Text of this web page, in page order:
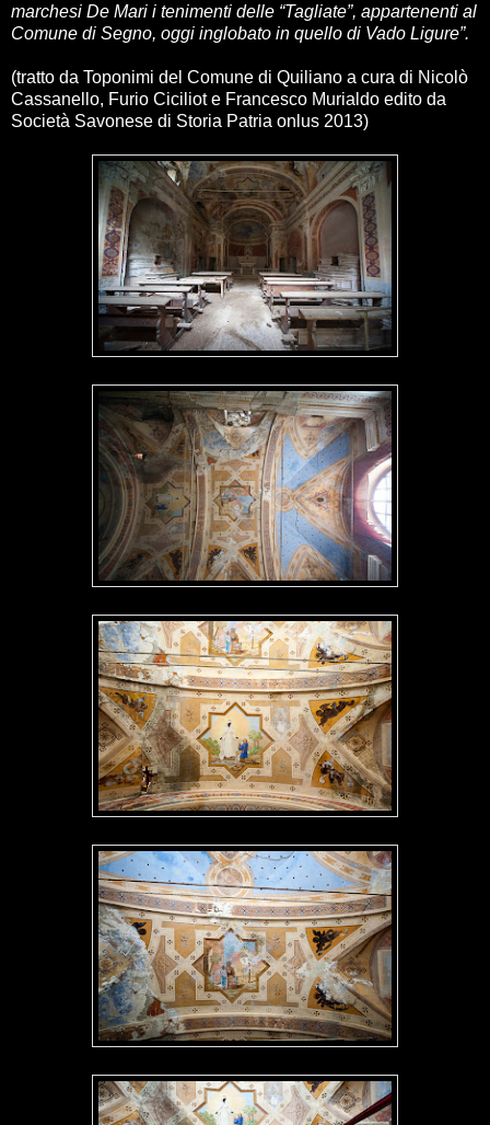
marchesi De Mari i tenimenti delle “Tagliate”, appartenenti al
Comune di Segno, oggi inglobato in quello di Vado Ligure”.
(tratto da Toponimi del Comune di Quiliano a cura di Nicolò
Cassanello, Furio Ciciliot e Francesco Murialdo edito da
Società Savonese di Storia Patria onlus 2013)